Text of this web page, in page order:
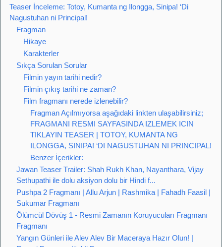
Teaser İnceleme: Totoy, Kumanta ng Ilongga, Sinipa! ‘Di
Nagustuhan ni Principal!
Fragman
Hikaye
Karakterler
Sıkça Sorulan Sorular
Filmin yayın tarihi nedir?
Filmin çıkış tarihi ne zaman?
Film fragmanı nerede izlenebilir?
Fragman Açılmıyorsa aşağıdaki linkten ulaşabilirsiniz;
FRAGMANI RESMI SAYFASINDA IZLEMEK ICIN
TIKLAYIN TEASER | TOTOY, KUMANTA NG
ILONGGA, SINIPA! ‘DI NAGUSTUHAN NI PRINCIPAL!
Benzer İçerikler:
Jawan Teaser Trailer: Shah Rukh Khan, Nayanthara, Vijay
Sethupathi ile dolu aksiyon dolu bir Hindi f...
Pushpa 2 Fragmanı | Allu Arjun | Rashmika | Fahadh Faasil |
Sukumar Fragmanı
Ölümcül Dövüş 1 - Resmi Zamanın Koruyucuları Fragmanı
Fragmanı
Yangın Günleri ile Alev Alev Bir Maceraya Hazır Olun! |